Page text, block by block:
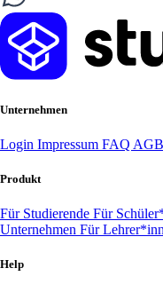
Unternehmen
Login Impressum FAQ AGB
Produkt
Für Studierende Für
Unternehmen Für
Help